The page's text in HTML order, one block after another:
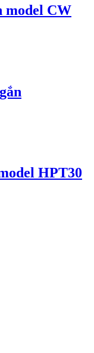
model CW
HPT30